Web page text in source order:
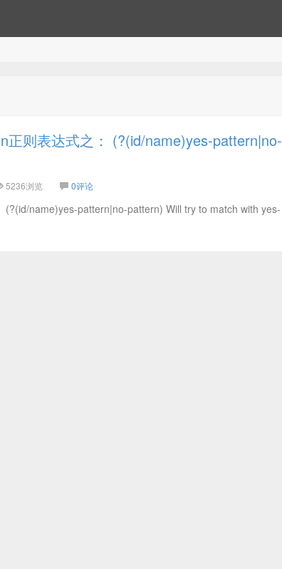
正则表达式之： (?(id/name)yes-pattern|no-
5236浏览 0评论
(?(id/name)yes-pattern|no-pattern) Will try to match with yes-